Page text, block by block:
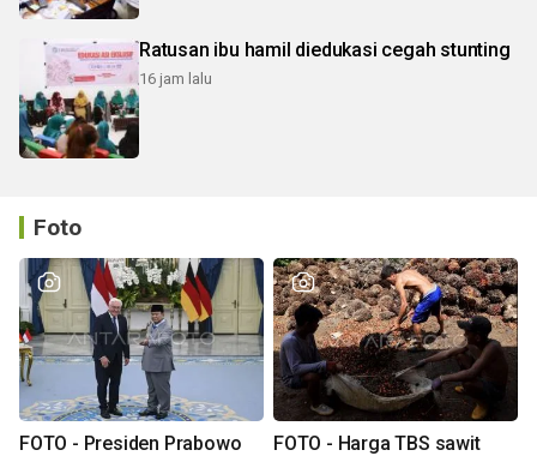
Ratusan ibu hamil diedukasi cegah stunting
16 jam lalu
Foto
FOTO - Presiden Prabowo
FOTO - Harga TBS sawit